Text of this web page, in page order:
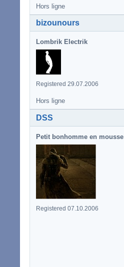
Hors ligne
bizounours
Lombrik Electrik
Registered 29.07.2006
Hors ligne
DSS
Petit bonhomme en mousse
Registered 07.10.2006